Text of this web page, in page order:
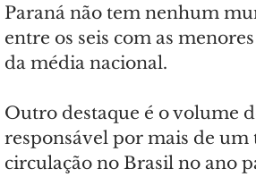
Paraná não tem nenhum
entre os seis com as
da média nacional.
Outro destaque é o volume
responsável por mais de
circulação no Brasil no ano